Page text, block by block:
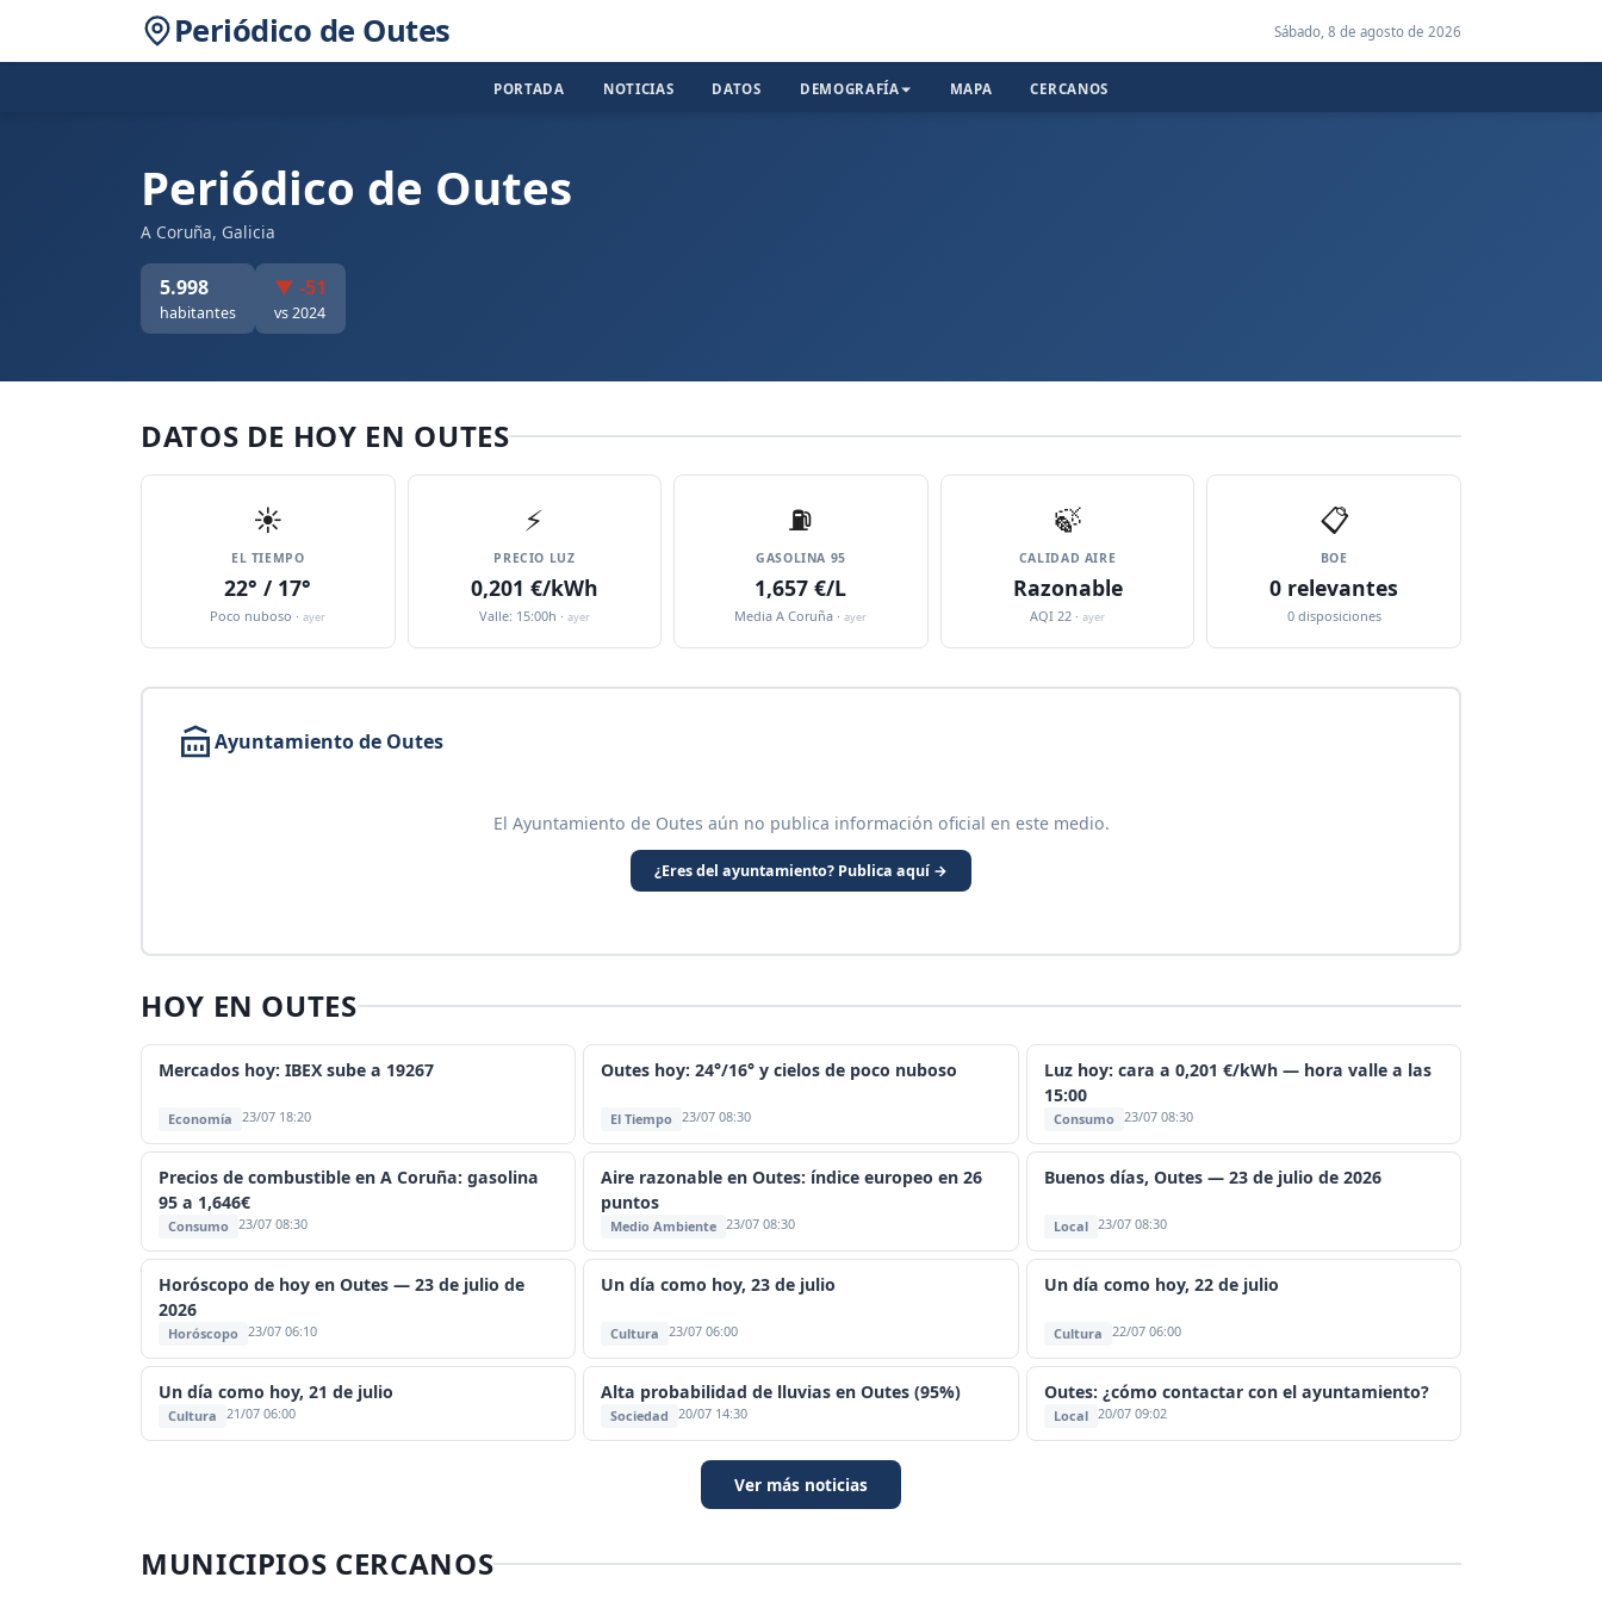
Periódico de Outes Sábado, 8 de agosto de 2026
PORTADA NOTICIAS DATOS DEMOGRAFÍA MAPA CERCANOS
Periódico de Outes
A Coruña, Galicia
5.998
habitantes
▼ -51
vs 2024
DATOS DE HOY EN OUTES
☀️
EL TIEMPO
22° / 17°
Poco nuboso ·ayer
⚡
PRECIO LUZ
0,201 €/kWh
Valle: 15:00h · ayer
⛽️
GASOLINA 95
1,657 €/L
Media A Coruña ·ayer
🍃
CALIDAD AIRE
Razonable
AQI 22 ·ayer
📋
BOE
0 relevantes
0 disposiciones
Ayuntamiento de Outes
El Ayuntamiento de Outes aún no publica información oficial en este medio.
¿Eres del ayuntamiento? Publica aquí →
HOY EN OUTES
Mercados hoy: IBEX sube a 19267
Economía 23/07 18:20
Outes hoy: 24°/16° y cielos de poco nuboso
El Tiempo 23/07 08:30
Luz hoy: cara a 0,201 €/kWh — hora valle a las
15:00
Consumo 23/07 08:30
Precios de combustible en A Coruña: gasolina
95 a 1,646€
Consumo 23/07 08:30
Aire razonable en Outes: índice europeo en 26
puntos
Medio Ambiente 23/07 08:30
Buenos días, Outes — 23 de julio de 2026
Local 23/07 08:30
Horóscopo de hoy en Outes — 23 de julio de
2026
Horóscopo 23/07 06:10
Un día como hoy, 23 de julio
Cultura 23/07 06:00
Un día como hoy, 22 de julio
Cultura 22/07 06:00
Un día como hoy, 21 de julio
Cultura 21/07 06:00
Alta probabilidad de lluvias en Outes (95%)
Sociedad 20/07 14:30
Outes: ¿cómo contactar con el ayuntamiento?
Local 20/07 09:02
Ver más noticias
MUNICIPIOS CERCANOS